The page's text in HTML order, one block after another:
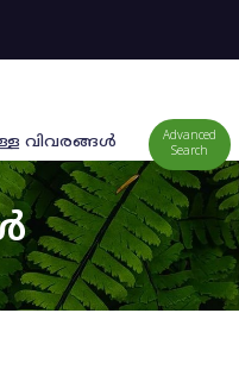
വിവരങ്ങള്‍
Advanced
Search